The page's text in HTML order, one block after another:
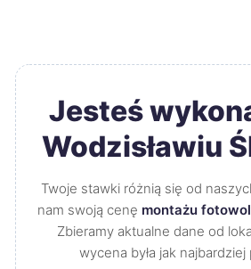
Jesteś
Wodzisławiu
Twoje stawki różnią się od
nam swoją cenę montażu
Zbieramy aktualne dane od
wycena była jak